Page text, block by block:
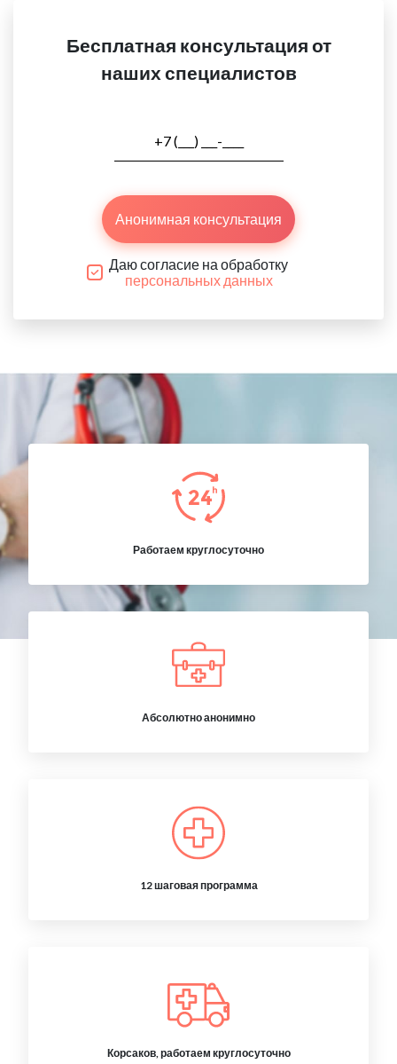
Бесплатная консультация от
наших специалистов
Анонимная консультация
Даю согласие на обработку
персональных данных
Работаем круглосуточно
Абсолютно анонимно
12 шаговая программа
Корсаков, работаем круглосуточно